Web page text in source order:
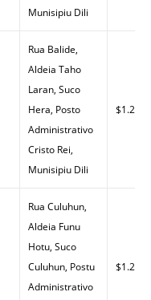
Munisipiu Dili
Rua Balide,
Aldeia Taho
Laran, Suco
Hera, Posto
Administrativo
Cristo Rei,
Munisipiu Dili
$1.23
Rua Culuhun,
Aldeia Funu
Hotu, Suco
Culuhun, Postu
Administrativo
$1.28